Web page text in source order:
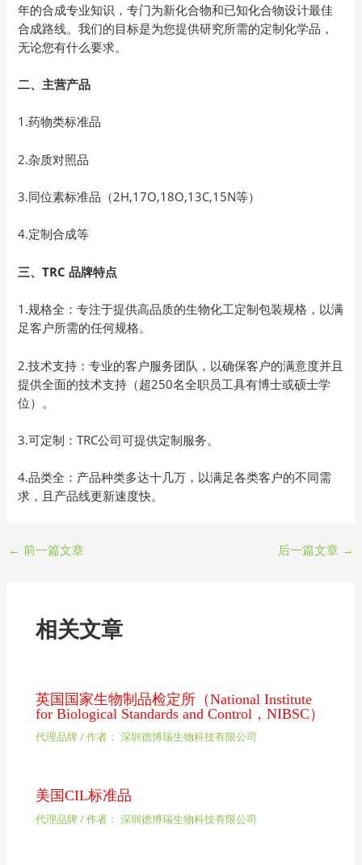
年的合成专业知识，专门为新化合物和已知化合物设计最佳
合成路线。我们的目标是为您提供研究所需的定制化学品，
无论您有什么要求。
二、主营产品
1.药物类标准品
2.杂质对照品
3.同位素标准品（2H,17O,18O,13C,15N等）
4.定制合成等
三、TRC 品牌特点
1.规格全：专注于提供高品质的生物化工定制包装规格，以满
足客户所需的任何规格。
2.技术支持：专业的客户服务团队，以确保客户的满意度并且
提供全面的技术支持（超250名全职员工具有博士或硕士学
位）。
3.可定制：TRC公司可提供定制服务。
4.品类全：产品种类多达十几万，以满足各类客户的不同需
求，且产品线更新速度快。
← 前一篇文章 后一篇文章 →
相关文章
英国国家生物制品检定所（National Institute
for Biological Standards and Control，NIBSC）
代理品牌/ 作者： 深圳德博瑞生物科技有限公司
美国CIL标准品
代理品牌/ 作者： 深圳德博瑞生物科技有限公司